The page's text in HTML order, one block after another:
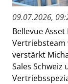
09.07.2026,
Bellevue
Vertriebsteam
verstärkt
Sales Schweiz